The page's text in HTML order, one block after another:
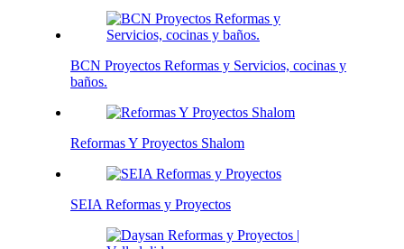
BCN Proyectos Reformas y Servicios, cocinas y
baños.
Reformas Y Proyectos Shalom
SEIA Reformas y Proyectos